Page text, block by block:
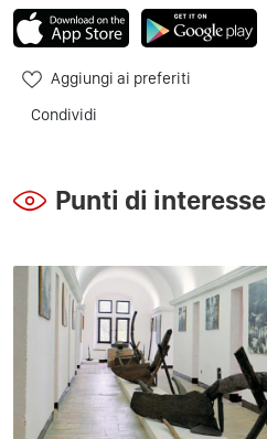
Aggiungi ai preferiti
Condividi
Punti di interesse